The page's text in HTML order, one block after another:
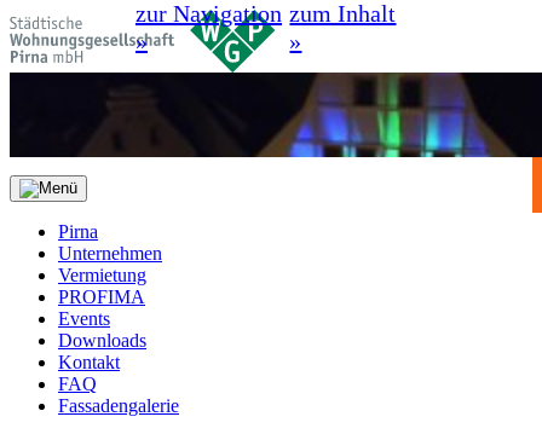
zur Navigation
»
zum Inhalt
»
Pirna
Unternehmen
Vermietung
PROFIMA
Events
Downloads
Kontakt
FAQ
Fassadengalerie